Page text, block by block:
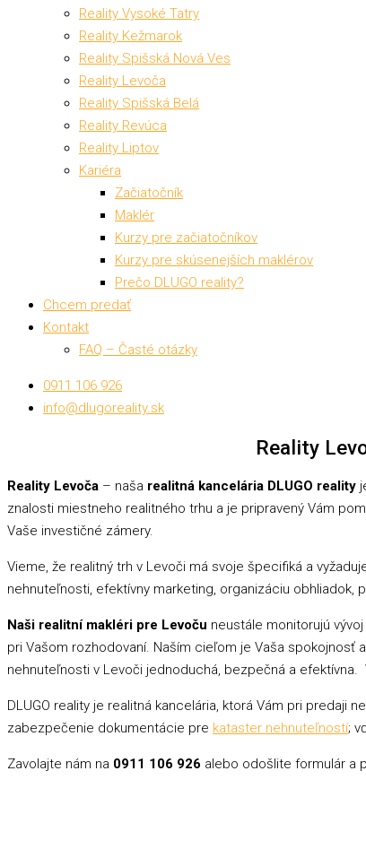
Reality Vysoké Tatry
Reality Kežmarok
Reality Spišská Nová Ves
Reality Levoča
Reality Spišská Belá
Reality Revúca
Reality Liptov
Kariéra
Začiatočník
Maklér
Kurzy pre začiatočníkov
Kurzy pre skúsenejších maklérov
Prečo DLUGO reality?
Chcem predať
Kontakt
FAQ – Časté otázky
0911 106 926
info@dlugoreality.sk
Reality
Reality Levoča – naša realitná kancelária DLUGO reality
znalosti miestneho realitného trhu a je pripravený Vám
Vaše investičné zámery.
Vieme, že realitný trh v Levoči má svoje špecifiká a
nehnuteľnosti, efektívny marketing, organizáciu
Naši realitní makléri pre Levoču neustále monitorujú
pri Vašom rozhodovaní. Naším cieľom je Vaša spokojnosť
nehnuteľnosti v Levoči jednoduchá, bezpečná a
DLUGO reality je realitná kancelária, ktorá Vám pri
zabezpečenie dokumentácie pre kataster nehnuteľností;
Zavolajte nám na 0911 106 926 alebo odošlite formulár a